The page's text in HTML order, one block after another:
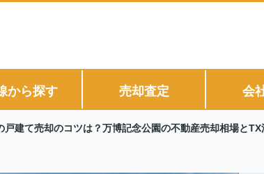
から探す 売却査定 会
戸建て売却のコツは？万博記念公園の不動産売却相場と